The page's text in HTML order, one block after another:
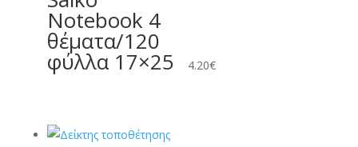
Notebook 4
θέματα/120
φύλλα 17×25 4.20€